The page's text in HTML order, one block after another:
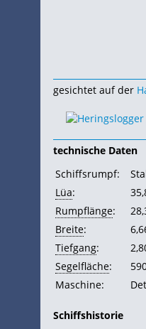
gesichtet auf der
technische Daten
Schiffsrumpf:
Lüa:
Rumpflänge:
Breite:
Tiefgang:
Segelfläche:
Maschine:
Schiffshistorie